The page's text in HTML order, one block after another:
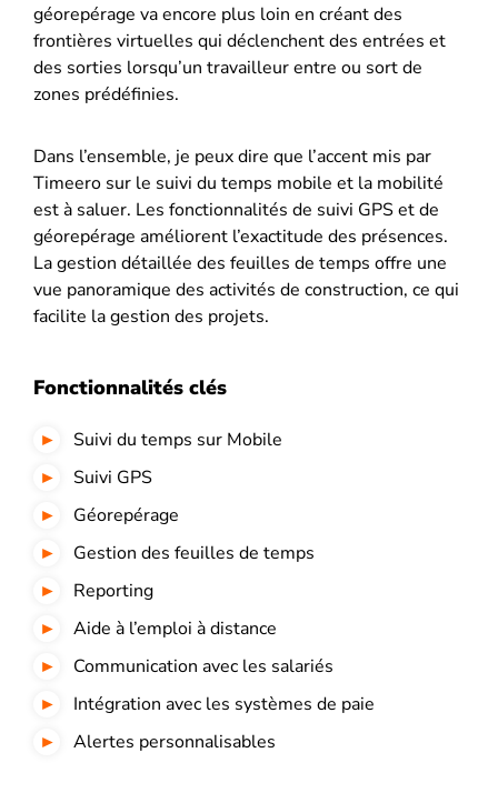
géorepérage va encore plus loin en créant des
frontières virtuelles qui déclenchent des entrées et
des sorties lorsqu’un travailleur entre ou sort de
zones prédéfinies.
Dans l’ensemble, je peux dire que l’accent mis par
Timeero sur le suivi du temps mobile et la mobilité
est à saluer. Les fonctionnalités de suivi GPS et de
géorepérage améliorent l’exactitude des présences.
La gestion détaillée des feuilles de temps offre une
vue panoramique des activités de construction, ce qui
facilite la gestion des projets.
Fonctionnalités clés
Suivi du temps sur Mobile
Suivi GPS
Géorepérage
Gestion des feuilles de temps
Reporting
Aide à l’emploi à distance
Communication avec les salariés
Intégration avec les systèmes de paie
Alertes personnalisables